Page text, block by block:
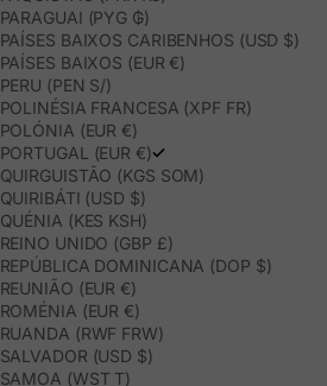
PARAGUAI (PYG ₲)
PAÍSES BAIXOS CARIBENHOS (USD $)
PAÍSES BAIXOS (EUR €)
PERU (PEN S/)
POLINÉSIA FRANCESA (XPF FR)
POLÓNIA (EUR €)
PORTUGAL (EUR €)
QUIRGUISTÃO (KGS SOM)
QUIRIBÁTI (USD $)
QUÉNIA (KES KSH)
REINO UNIDO (GBP £)
REPÚBLICA DOMINICANA (DOP $)
REUNIÃO (EUR €)
ROMÉNIA (EUR €)
RUANDA (RWF FRW)
SALVADOR (USD $)
SAMOA (WST T)